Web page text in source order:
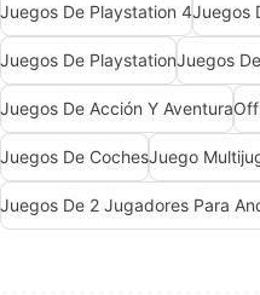
Juegos De Playstation 4Juegos
Juegos De PlaystationJuegos
Juegos De Acción Y Aventura
Juegos De CochesJuego